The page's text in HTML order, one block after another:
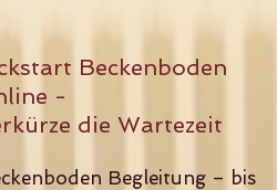
Beckenboden
-
die Wartezeit
Begleitung – bis